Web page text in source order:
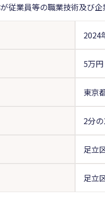
従業員等の職業技術及び
2024
5万円
東京
2分の
足立
足立